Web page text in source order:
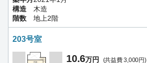
構造
木造
階数
地上2階
203号室
10.6万円 (共益費 3,000円)